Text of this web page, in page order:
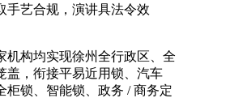
手艺合规，演讲具法令效
构均实现徐州全行政区、全
盖，衔接平易近用锁、汽车
柜锁、智能锁、政务 / 商务定